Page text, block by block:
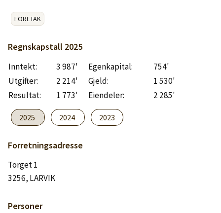
Logg inn
Lag konto
FORETAK
Regnskapstall 2025
Inntekt: 3 987' Egenkapital:
754'
Utgifter:
2 214' Gjeld:
1 530'
Resultat:
1 773' Eiendeler: 2 285'
2025 2024 2023
Forretningsadresse
Torget 1
3256, LARVIK
Personer